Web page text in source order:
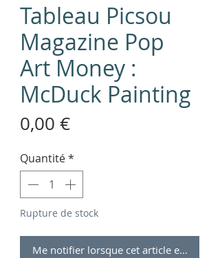
Tableau Picsou
Magazine Pop
Art Money :
McDuck Painting
0,00 €Prix
Quantité*
Rupture de stock
Me notifier lorsque cet article est